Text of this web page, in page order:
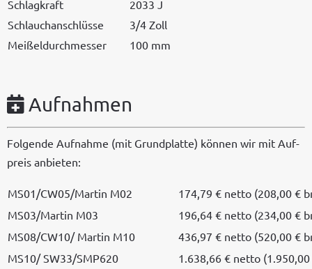
Schlagkraft
2033 J
Schlauchan­schlüsse
3/4 Zoll
Meißel­durchmess­er
100 mm
Aufnahmen
Fol­gende Auf­nahme (mit Grund­plat­te) kön­nen wir mit Auf­
preis anbieten:
MS01/CW05/Martin M02
174,79 € net­to (208,00 €
MS03/Martin M03
196,64 € net­to (234,00 €
MS08/CW10/ Mar­tin M10
436,97 € net­to (520,00 €
MS10/ SW33/SMP620
1.638,66 € net­to